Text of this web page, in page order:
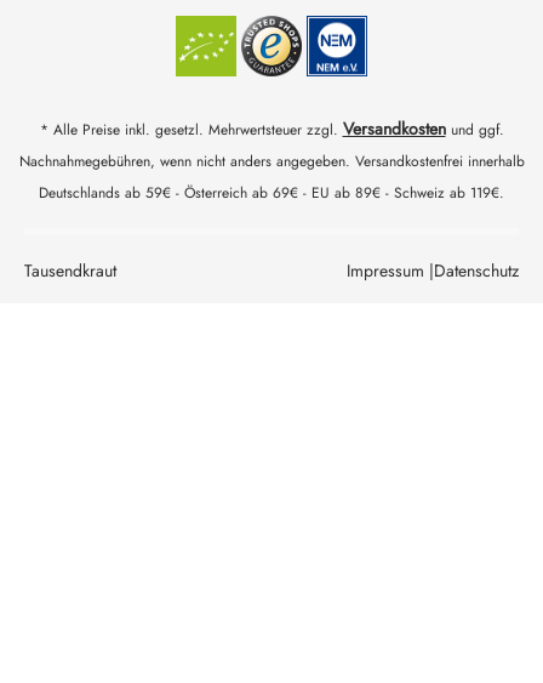
* Alle Preise inkl. gesetzl. Mehrwertsteuer zzgl. Versandkostenund ggf.
Nachnahmegebühren, wenn nicht anders angegeben. Versandkostenfrei innerhalb
Deutschlands ab 59€ - Österreich ab 69€ - EU ab 89€ - Schweiz ab 119€.
Tausendkraut Datenschutz
Impressum |